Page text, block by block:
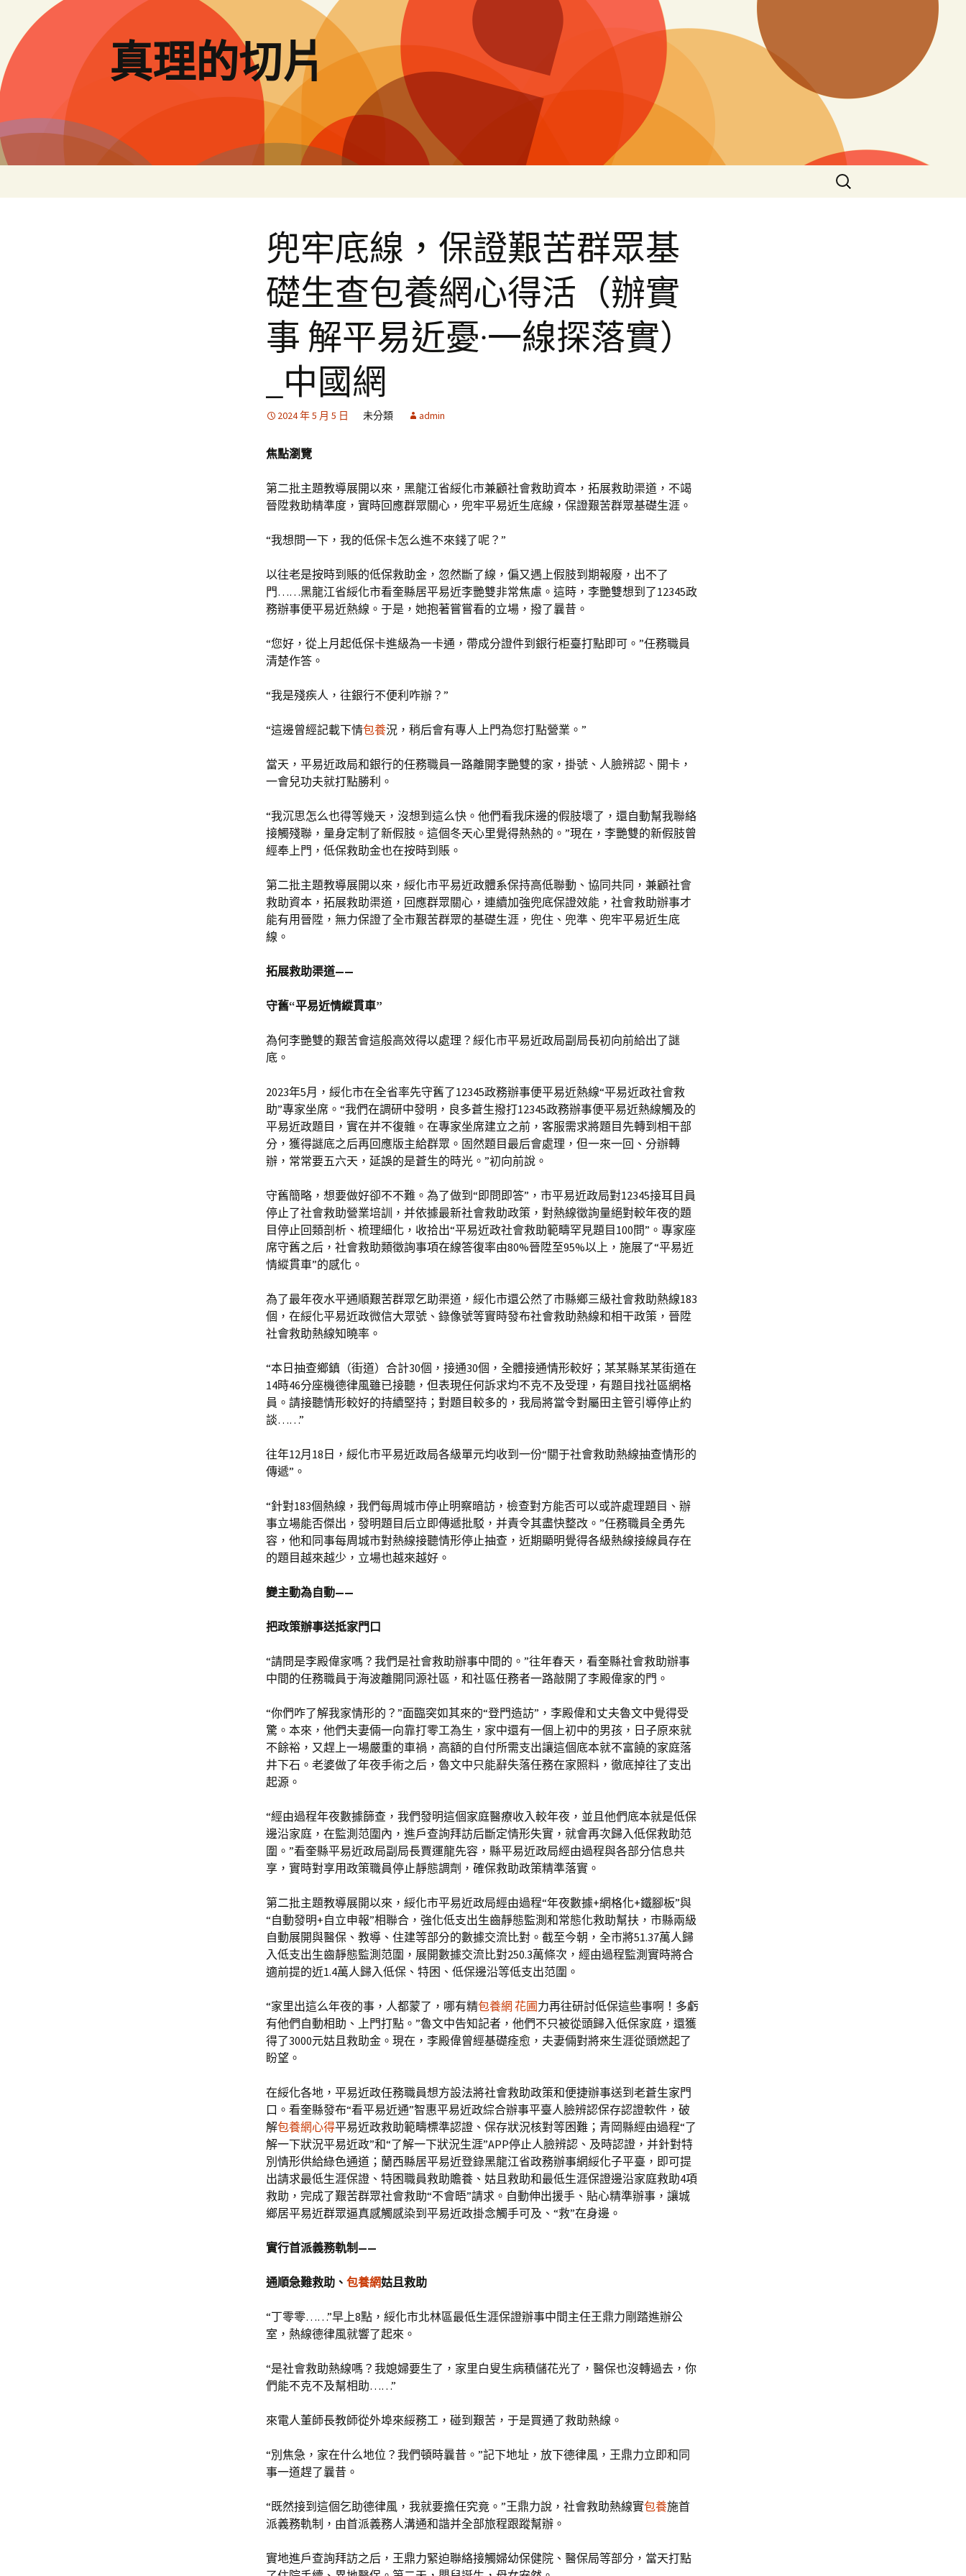
要
內
容
真理的切片
搜
尋
兜牢底線，保證艱苦群眾基
礎生查包養網心得活（辦實
事 解平易近憂·一線探落實）
_中國網
2024 年 5 月 5 日 未分類 admin
焦點瀏覽
第二批主題教導展開以來，黑龍江省綏化市兼顧社會救助資本，拓展救助渠道，不竭
晉陞救助精準度，實時回應群眾關心，兜牢平易近生底線，保證艱苦群眾基礎生涯。
“我想問一下，我的低保卡怎么進不來錢了呢？”
以往老是按時到賬的低保救助金，忽然斷了線，偏又遇上假肢到期報廢，出不了
門……黑龍江省綏化市看奎縣居平易近李艷雙非常焦慮。這時，李艷雙想到了12345政
務辦事便平易近熱線。于是，她抱著嘗嘗看的立場，撥了曩昔。
“您好，從上月起低保卡進級為一卡通，帶成分證件到銀行柜臺打點即可。”任務職員
清楚作答。
“我是殘疾人，往銀行不便利咋辦？”
“這邊曾經記載下情包養況，稍后會有專人上門為您打點營業。”
當天，平易近政局和銀行的任務職員一路離開李艷雙的家，掛號、人臉辨認、開卡，
一會兒功夫就打點勝利。
“我沉思怎么也得等幾天，沒想到這么快。他們看我床邊的假肢壞了，還自動幫我聯絡
接觸殘聯，量身定制了新假肢。這個冬天心里覺得熱熱的。”現在，李艷雙的新假肢曾
經奉上門，低保救助金也在按時到賬。
第二批主題教導展開以來，綏化市平易近政體系保持高低聯動、協同共同，兼顧社會
救助資本，拓展救助渠道，回應群眾關心，連續加強兜底保證效能，社會救助辦事才
能有用晉陞，無力保證了全市艱苦群眾的基礎生涯，兜住、兜準、兜牢平易近生底
線。
拓展救助渠道——
守舊“平易近情縱貫車”
為何李艷雙的艱苦會這般高效得以處理？綏化市平易近政局副局長初向前給出了謎
底。
2023年5月，綏化市在全省率先守舊了12345政務辦事便平易近熱線“平易近政社會救
助”專家坐席。“我們在調研中發明，良多蒼生撥打12345政務辦事便平易近熱線觸及的
平易近政題目，實在并不復雜。在專家坐席建立之前，客服需求將題目先轉到相干部
分，獲得謎底之后再回應版主給群眾。固然題目最后會處理，但一來一回、分辦轉
辦，常常要五六天，延誤的是蒼生的時光。”初向前說。
守舊簡略，想要做好卻不不難。為了做到“即問即答”，市平易近政局對12345接耳目員
停止了社會救助營業培訓，并依據最新社會救助政策，對熱線徵詢量絕對較年夜的題
目停止回類剖析、梳理細化，收拾出“平易近政社會救助範疇罕見題目100問”。專家座
席守舊之后，社會救助類徵詢事項在線答復率由80%晉陞至95%以上，施展了“平易近
情縱貫車”的感化。
為了最年夜水平通順艱苦群眾乞助渠道，綏化市還公然了市縣鄉三級社會救助熱線183
個，在綏化平易近政微信大眾號、錄像號等實時發布社會救助熱線和相干政策，晉陞
社會救助熱線知曉率。
“本日抽查鄉鎮（街道）合計30個，接通30個，全體接通情形較好；某某縣某某街道在
14時46分座機德律風雖已接聽，但表現任何訴求均不克不及受理，有題目找社區網格
員。請接聽情形較好的持續堅持；對題目較多的，我局將當令對屬田主管引導停止約
談……”
往年12月18日，綏化市平易近政局各級單元均收到一份“關于社會救助熱線抽查情形的
傳遞”。
“針對183個熱線，我們每周城市停止明察暗訪，檢查對方能否可以或許處理題目、辦
事立場能否傑出，發明題目后立即傳遞批駁，并責令其盡快整改。”任務職員全勇先
容，他和同事每周城市對熱線接聽情形停止抽查，近期顯明覺得各級熱線接線員存在
的題目越來越少，立場也越來越好。
變主動為自動——
把政策辦事送抵家門口
“請問是李殿偉家嗎？我們是社會救助辦事中間的。”往年春天，看奎縣社會救助辦事
中間的任務職員于海波離開同源社區，和社區任務者一路敲開了李殿偉家的門。
“你們咋了解我家情形的？”面臨突如其來的“登門造訪”，李殿偉和丈夫魯文中覺得受
驚。本來，他們夫妻倆一向靠打零工為生，家中還有一個上初中的男孩，日子原來就
不餘裕，又趕上一場嚴重的車禍，高額的自付所需支出讓這個底本就不富饒的家庭落
井下石。老婆做了年夜手術之后，魯文中只能辭失落任務在家照料，徹底掉往了支出
起源。
“經由過程年夜數據篩查，我們發明這個家庭醫療收入較年夜，並且他們底本就是低保
邊沿家庭，在監測范圍內，進戶查詢拜訪后斷定情形失實，就會再次歸入低保救助范
圍。”看奎縣平易近政局副局長賈運龍先容，縣平易近政局經由過程與各部分信息共
享，實時對享用政策職員停止靜態調劑，確保救助政策精準落實。
第二批主題教導展開以來，綏化市平易近政局經由過程“年夜數據+網格化+鐵腳板”與
“自動發明+自立申報”相聯合，強化低支出生齒靜態監測和常態化救助幫扶，市縣兩級
自動展開與醫保、教導、住建等部分的數據交流比對。截至今朝，全市將51.37萬人歸
入低支出生齒靜態監測范圍，展開數據交流比對250.3萬條次，經由過程監測實時將合
適前提的近1.4萬人歸入低保、特困、低保邊沿等低支出范圍。
“家里出這么年夜的事，人都蒙了，哪有精包養網 花圃力再往研討低保這些事啊！多虧
有他們自動相助、上門打點。”魯文中告知記者，他們不只被從頭歸入低保家庭，還獲
得了3000元姑且救助金。現在，李殿偉曾經基礎痊愈，夫妻倆對將來生涯從頭燃起了
盼望。
在綏化各地，平易近政任務職員想方設法將社會救助政策和便捷辦事送到老蒼生家門
口。看奎縣發布“看平易近通”智惠平易近政綜合辦事平臺人臉辨認保存認證軟件，破
解包養網心得平易近政救助範疇標準認證、保存狀況核對等困難；青岡縣經由過程“了
解一下狀況平易近政”和“了解一下狀況生涯”APP停止人臉辨認、及時認證，并針對特
別情形供給綠色通道；蘭西縣居平易近登錄黑龍江省政務辦事網綏化子平臺，即可提
出請求最低生涯保證、特困職員救助贍養、姑且救助和最低生涯保證邊沿家庭救助4項
救助，完成了艱苦群眾社會救助“不會晤”請求。自動伸出援手、貼心精準辦事，讓城
鄉居平易近群眾逼真感觸感染到平易近政掛念觸手可及、“救”在身邊。
實行首派義務軌制——
通順急難救助、 包養網姑且救助
“丁零零……”早上8點，綏化市北林區最低生涯保證辦事中間主任王鼎力剛踏進辦公
室，熱線德律風就響了起來。
“是社會救助熱線嗎？我媳婦要生了，家里白叟生病積儲花光了，醫保也沒轉過去，你
們能不克不及幫相助……”
來電人董師長教師從外埠來綏務工，碰到艱苦，于是買通了救助熱線。
“別焦急，家在什么地位？我們頓時曩昔。”記下地址，放下德律風，王鼎力立即和同
事一道趕了曩昔。
“既然接到這個乞助德律風，我就要擔任究竟。”王鼎力說，社會救助熱線實包養施首
派義務軌制，由首派義務人溝通和諧并全部旅程跟蹤幫辦。
實地進戶查詢拜訪之后，王鼎力緊迫聯絡接觸婦幼保健院、醫保局等部分，當天打點